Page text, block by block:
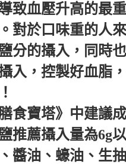
致血壓升高的最
對於口味重的人
分的攝入，同時
入，控製好血脂
食寶塔》中建議
推薦攝入量為6g
醬油、蠔油、生